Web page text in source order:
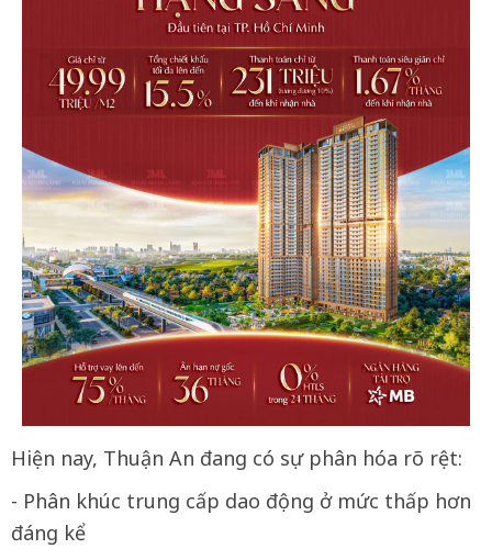
Hiện nay, Thuận An đang có sự phân hóa rõ rệt:
- Phân khúc trung cấp dao động ở mức thấp hơn
đáng kể